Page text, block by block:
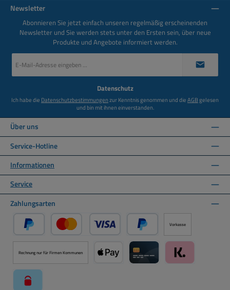
Newsletter
Abonnieren Sie jetzt einfach unseren regelmäßig erscheinenden
Newsletter und Sie werden stets unter den Ersten sein, über neue
Produkte und Angebote informiert werden.
Mail-
Datenschutz
Ich habe die Datenschutzbestimmungenzur Kenntnis genommen und dieAGBgelesen
und bin mit ihnen einverstanden.
Über uns
Service-Hotline
Informationen
Service
Zahlungsarten
PayPal Kredit- oder Debitkarte über PayPal
Später Bezahlen über PayPal
Vorkasse
Rechnung nur für Firmen Kommunen